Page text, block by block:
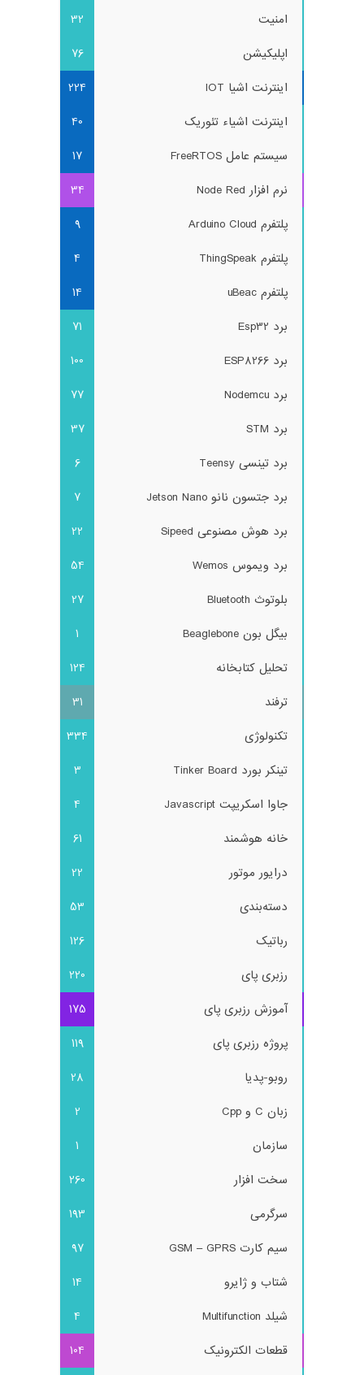
امنیت
32
اپلیکیشن
76
اینترنت اشیا IOT
224
اینترنت اشیاء تئوریک
40
سیستم عامل FreeRTOS
17
نرم افزار Node Red
34
پلتفرم Arduino Cloud
9
پلتفرم ThingSpeak
4
پلتفرم uBeac
14
برد Esp32
71
برد ESP8266
100
برد Nodemcu
77
برد STM
37
برد تینسی Teensy
6
برد جتسون نانو Jetson Nano
7
برد هوش مصنوعی Sipeed
22
برد ویموس Wemos
54
بلوتوث Bluetooth
27
بیگل بون Beaglebone
1
تحلیل کتابخانه
124
ترفند
31
تکنولوژی
334
تینکر بورد Tinker Board
3
جاوا اسکریپت Javascript
4
خانه هوشمند
61
درایور موتور
22
دسته‌بندی
53
رباتیک
126
رزبری پای
220
آموزش رزبری پای
175
پروژه رزبری پای
119
روبو-پدیا
28
زبان C و Cpp
2
سازمان
1
سخت افزار
260
سرگرمی
193
سیم کارت GSM – GPRS
97
شتاب و ژایرو
14
شیلد Multifunction
4
قطعات الکترونیک
104